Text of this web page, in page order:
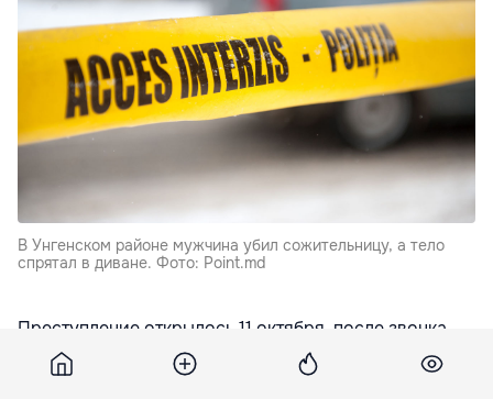
В Унгенском районе мужчина убил сожительницу, а тело
спрятал в диване. Фото: Point.md
Преступление открылось 11 октября, после звонка
жительницы села Бучумены Унгенского района, в
полицию. Женщина сообщила, что ее подруга не